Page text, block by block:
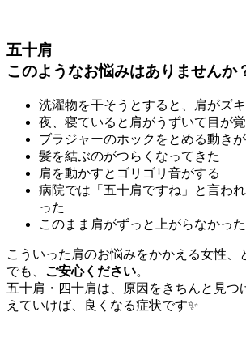
五十肩
このようなお悩みはありませんか
洗濯物を干そうとすると、肩がズ
夜、寝ていると肩がうずいて目が
ブラジャーのホックをとめる動き
髪を結ぶのがつらくなってきた
肩を動かすとゴリゴリ音がする
病院では「五十肩ですね」と言わ
った
このまま肩がずっと上がらなかっ
こういった肩のお悩みをかかえる女性、
でも、 ご安心ください。
五十肩・四十肩は、原因をきちんと見つ
えていけば、良くなる症状です✨